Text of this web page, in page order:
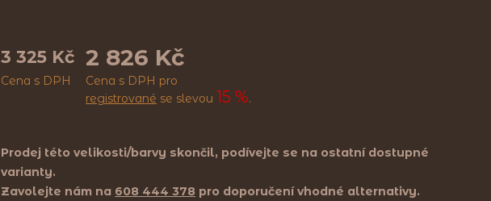
3 325 Kč
Cena s DPH
2 826 Kč
Cena s DPH pro
registrované se slevou 15 %.
Prodej této velikosti/barvy skončil, podívejte se na ostatní dostupné
varianty.
Zavolejte nám na 608 444 378 pro doporučení vhodné alternativy.